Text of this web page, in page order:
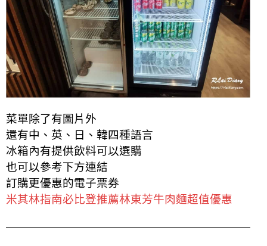
菜單除了有圖片外
還有中、英、日、韓四種語言
冰箱內有提供飲料可以選購
也可以參考下方連結
訂購更優惠的電子票券
米其林指南必比登推薦林東芳牛肉麵超值優惠